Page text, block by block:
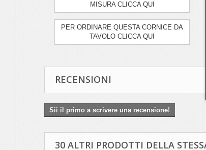
MISURA CLICCA QUI
PER ORDINARE QUESTA CORNICE DA
TAVOLO CLICCA QUI
RECENSIONI
Sii il primo a scrivere una recensione!
30 ALTRI PRODOTTI DELLA